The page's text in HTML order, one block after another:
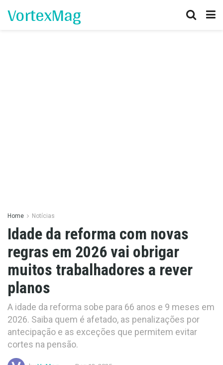
VortexMag
Home Notícias
Idade da reforma com novas
regras em 2026 vai obrigar
muitos trabalhadores a rever
planos
A idade da reforma sobe para 66 anos e 9 meses em
2026. Saiba quem é afetado, as penalizações por
antecipação e as exceções que permitem evitar
cortes na pensão.